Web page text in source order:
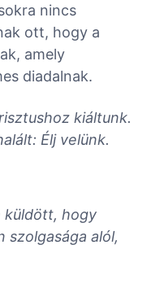
nincs
ott, hogy a
amely
diadalnak.
kiáltunk.
Élj velünk.
küldött, hogy
szolgasága alól,